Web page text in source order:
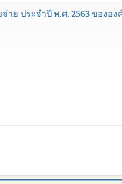
ย ประจำปี พ.ศ. 2563 ของอ